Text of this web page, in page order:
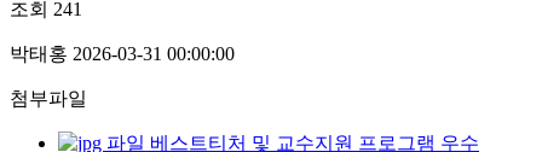
조회 241
박태홍 2026-03-31 00:00:00
첨부파일
베스트티처 및 교수지원 프로그램 우수